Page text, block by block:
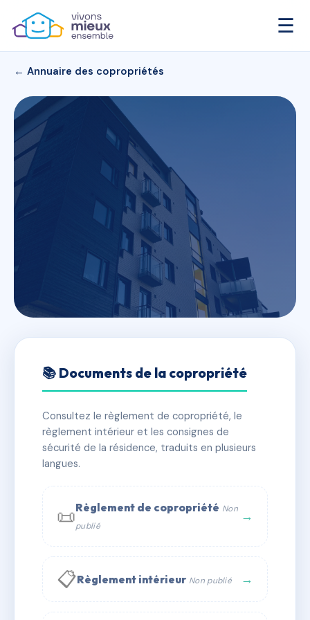
☰
← Annuaire des copropriétés
SDC MOTHE CHANDENIER
HAM E
📍 Route des trois moutiers 86120 Les Trois
Moutiers
✓ Immatriculée
📞 Contacter Syndic Digital 💬 WhatsApp
✉ Email
📚 Documents de la copropriété
Consultez le règlement de copropriété, le
règlement intérieur et les consignes de
sécurité de la résidence, traduits en plusieurs
langues.
📜Règlement de copropriété Non
publié
→
📋Règlement intérieur Non publié →